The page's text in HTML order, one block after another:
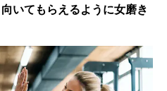
いてもらえるように女磨き